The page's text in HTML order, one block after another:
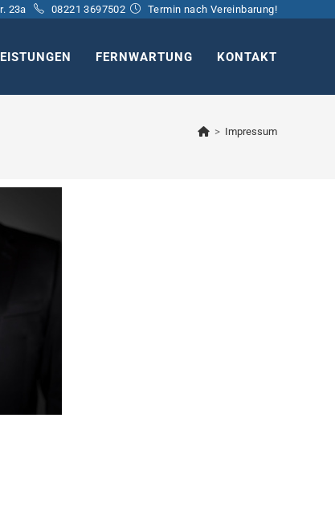
23a 08221 3697502 Termin nach Vereinbarung!
FERNWARTUNG KONTAKT
> Impressum